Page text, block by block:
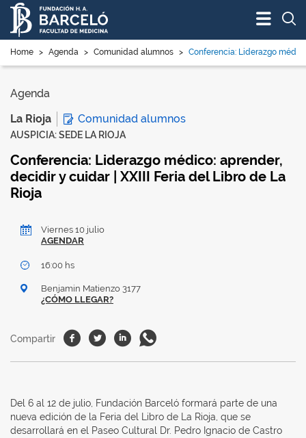
Home > Agenda > Comunidad alumnos > Conferencia: Liderazgo
Agenda
La Rioja
Comunidad alumnos
AUSPICIA: SEDE LA RIOJA
Conferencia: Liderazgo médico: aprender,
decidir y cuidar | XXIII Feria del Libro de La
Rioja
Viernes 10 julio
AGENDAR
16:00 hs
Benjamin Matienzo 3177
¿CÓMO LLEGAR?
Compartir Facebook
TwitterLinkedin
Whatsapp
Del 6 al 12 de julio, Fundación Barceló formará parte de una
nueva edición de la Feria del Libro de La Rioja, que se
desarrollará en el Paseo Cultural Dr. Pedro Ignacio de Castro